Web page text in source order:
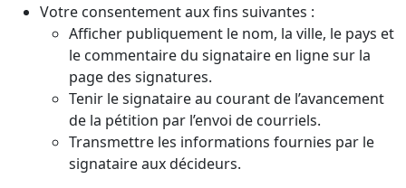
Votre consentement aux fins suivantes :
Afficher publiquement le nom, la ville, le pays et
le commentaire du signataire en ligne sur la
page des signatures.
Tenir le signataire au courant de l’avancement
de la pétition par l’envoi de courriels.
Transmettre les informations fournies par le
signataire aux décideurs.